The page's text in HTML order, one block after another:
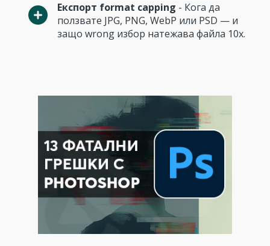
Експорт format capping - Кога да
ползвате JPG, PNG, WebP или PSD — и
защо wrong избор натежава файла 10x.